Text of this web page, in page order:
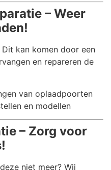
– Weer
kan komen door een
en repareren de
van oplaadpoorten
en modellen
– Zorg voor
niet meer? Wij